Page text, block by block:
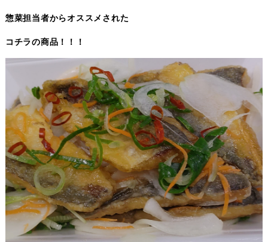
惣菜担当者からオススメされた
コチラの商品！！！